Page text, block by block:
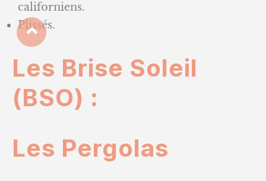
californiens.
Plissés.
Les Brise Soleil
(BSO) :
Les Pergolas